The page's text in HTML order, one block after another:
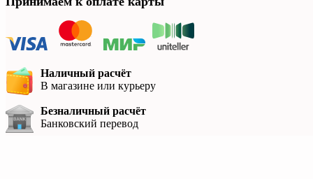
Наличный расчёт
В магазине или курьеру
Безналичный расчёт
Банковский перевод